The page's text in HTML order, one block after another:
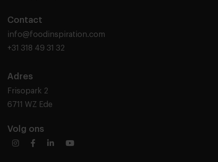
Contact
info@foodinspiration.com
+31 318 49 31 32
Adres
Frisopark 2
6711 WZ Ede
Volg ons